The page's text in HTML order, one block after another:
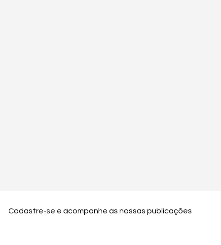
Cadastre-se e acompanhe as nossas publicações